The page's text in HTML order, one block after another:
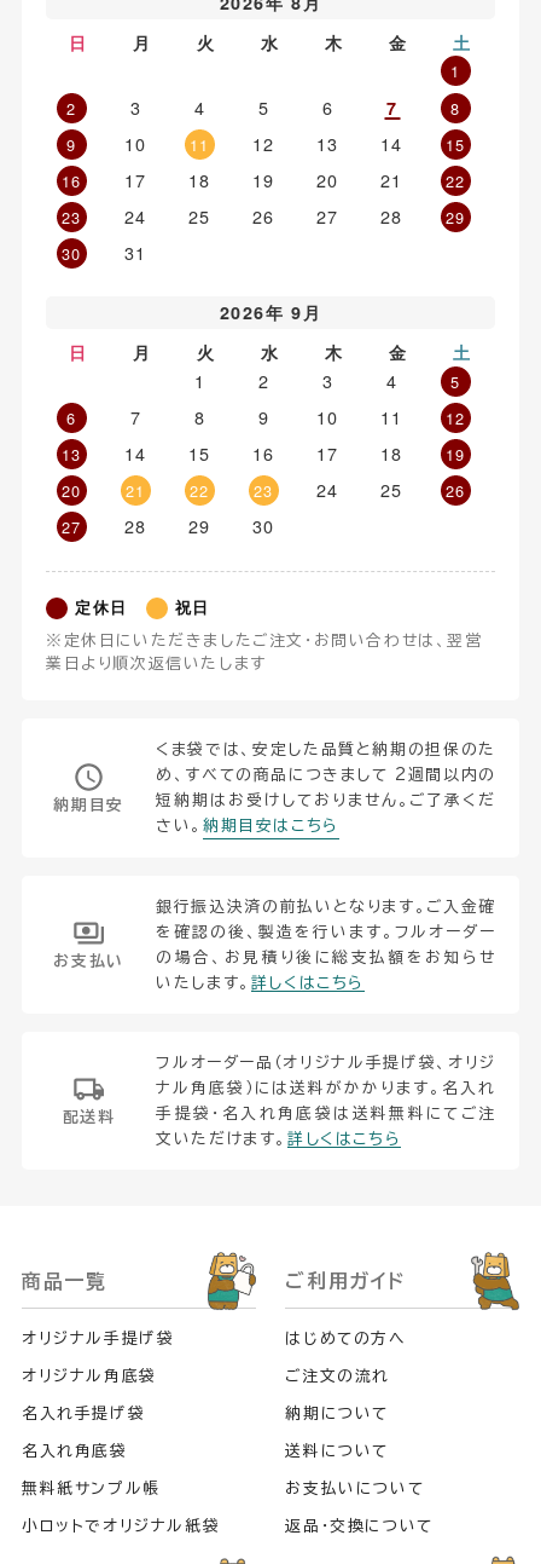
日
月 火 水 木 金 土
1
2
3 4 5 6 7
8
9
10 11 12 13 14
15
16
17 18 19 20 21
22
23
24 25 26 27 28
29
30
31
2026年 9月
日
月 火 水 木 金 土
1 2 3 4
5
6
7 8 9 10 11
12
13
14 15 16 17 18
19
20
21 22 23 24 25
26
27
28 29 30
定休日 祝日
※定休日にいただきましたご注文・お問い合わせは、翌営
業日より順次返信いたします
納期目安
くま袋では、安定した品質と納期の担保のた
め、すべての商品につきまして 2週間以内の
短納期はお受けしておりません。ご了承くだ
さい。納期目安はこちら
お支払い
銀行振込決済の前払いとなります。ご入金確
を確認の後、製造を行います。フルオーダー
の場合、お見積り後に総支払額をお知らせ
いたします。 詳しくはこちら
配送料
フルオーダー品（オリジナル手提げ袋、オリジ
ナル角底袋）には送料がかかります。名入れ
手提袋・名入れ角底袋は送料無料にてご注
文いただけます。詳しくはこちら
商品一覧
オリジナル手提げ袋
オリジナル角底袋
名入れ手提げ袋
名入れ角底袋
無料紙サンプル帳
小ロットでオリジナル紙袋
ご利用ガイド
はじめての方へ
ご注文の流れ
納期について
送料について
お支払いについて
返品・交換について